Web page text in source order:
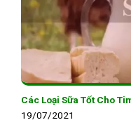
Các Loại Sữa Tốt Cho
19/07/2021